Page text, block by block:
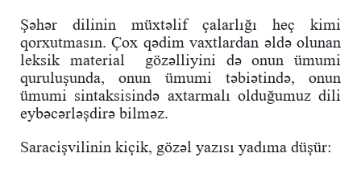
Şəhər dilinin müxtəlif çalarlığı heç kimi
qorxutmasın. Çox qədim vaxtlardan əldə olunan
leksik material gözəlliyini də onun ümumi
quruluşunda, onun ümumi təbiətində, onun
ümumi sintaksisində axtarmalı olduğumuz dili
eybəcərləşdirə bilməz.
Saracişvilinin kiçik, gözəl yazısı yadıma düşür: